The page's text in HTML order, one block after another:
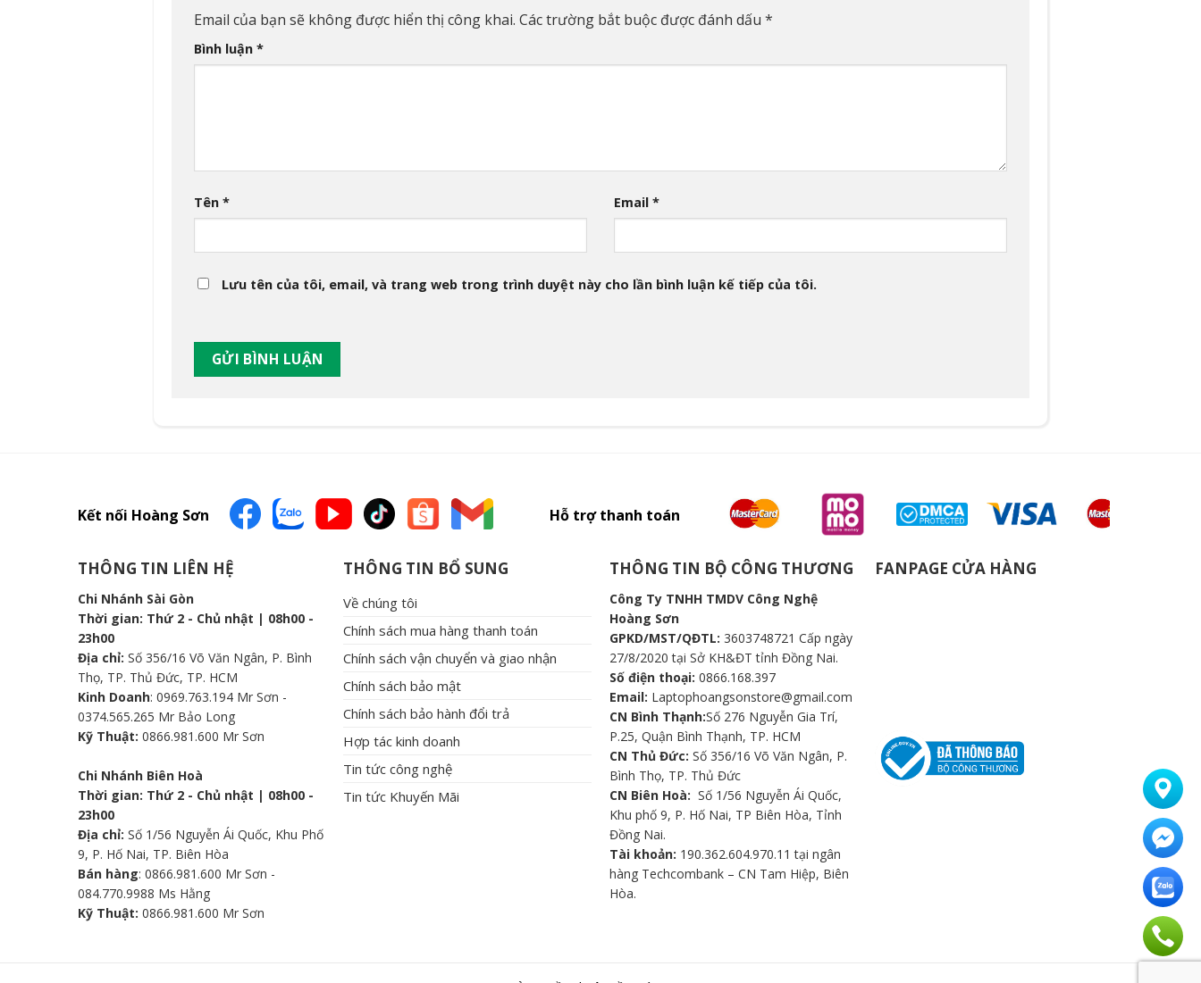
Email của bạn sẽ không được hiển thị công khai. Các trường bắt buộc được đánh dấu *
Bình luận *
Tên * Email *
Lưu tên của tôi, email, và trang web trong trình duyệt này cho lần bình luận kế tiếp của tôi.
Kết nối Hoàng Sơn Hỗ trợ thanh toán
THÔNG TIN LIÊN HỆ
Chi Nhánh Sài Gòn
Thời gian: Thứ 2 - Chủ nhật | 08h00 -
23h00
Địa chỉ: Số 356/16 Võ Văn Ngân, P. Bình
Thọ, TP. Thủ Đức, TP. HCM
Kinh Doanh: 0969.763.194 Mr Sơn -
0374.565.265 Mr Bảo Long
Kỹ Thuật: 0866.981.600 Mr Sơn
Chi Nhánh Biên Hoà
Thời gian: Thứ 2 - Chủ nhật | 08h00 -
23h00
Địa chỉ: Số 1/56 Nguyễn Ái Quốc, Khu Phố
9, P. Hố Nai, TP. Biên Hòa
Bán hàng: 0866.981.600 Mr Sơn -
084.770.9988 Ms Hằng
Kỹ Thuật: 0866.981.600 Mr Sơn
THÔNG TIN BỔ SUNG
Về chúng tôi
Chính sách mua hàng thanh toán
Chính sách vận chuyển và giao nhận
Chính sách bảo mật
Chính sách bảo hành đổi trả
Hợp tác kinh doanh
Tin tức công nghệ
Tin tức Khuyến Mãi
THÔNG TIN BỘ CÔNG THƯƠNG
Công Ty TNHH TMDV Công Nghệ
Hoàng Sơn
GPKD/MST/QĐTL: 3603748721 Cấp ngày
27/8/2020 tại Sở KH&ĐT tỉnh Đồng Nai.
Số điện thoại: 0866.168.397
Email: Laptophoangsonstore@gmail.com
CN Bình Thạnh:Số 276 Nguyễn Gia Trí,
P.25, Quận Bình Thạnh, TP. HCM
CN Thủ Đức: Số 356/16 Võ Văn Ngân, P.
Bình Thọ, TP. Thủ Đức
CN Biên Hoà: Số 1/56 Nguyễn Ái Quốc,
Khu phố 9, P. Hố Nai, TP Biên Hòa, Tỉnh
Đồng Nai.
Tài khoản: 190.362.604.970.11 tại ngân
hàng Techcombank – CN Tam Hiệp, Biên
Hòa.
FANPAGE CỬA HÀNG